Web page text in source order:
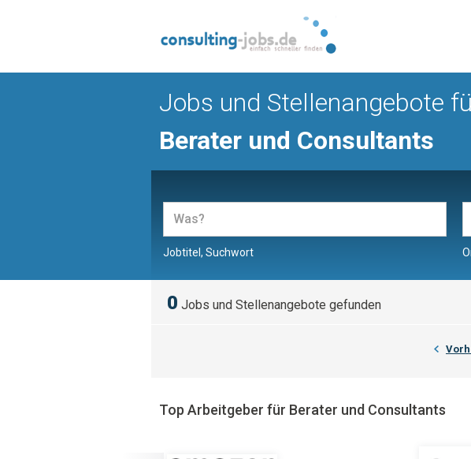
Jobs und Stellenangebote
Berater und Consultants
Jobtitel, Suchwort
0 Jobs und Stellenangebote gefunden
Top Arbeitgeber für Berater und Consultants